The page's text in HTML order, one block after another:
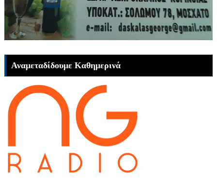
Αναμεταδίδουμε Καθημερινά